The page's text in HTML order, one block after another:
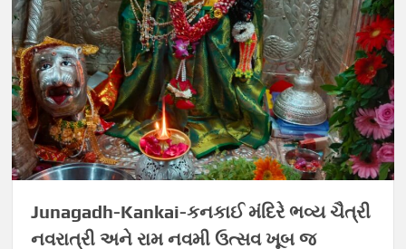
Junagadh-Kankai-કનકાઈ મંદિરે ભવ્ય ચૈત્રી
નવરાત્રી અને રામ નવમી ઉત્સવ ખૂબ જ